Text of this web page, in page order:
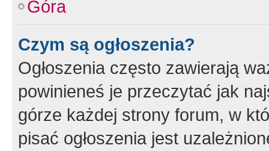
Góra
Czym są ogłoszenia?
Ogłoszenia często zawierają
powinieneś je przeczytać jak
górze każdej strony forum, w
pisać ogłoszenia jest